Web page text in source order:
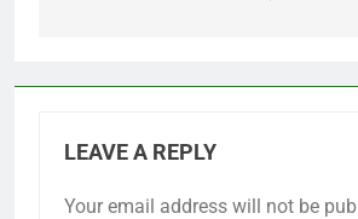
LEAVE A REPLY
Your email address will not be